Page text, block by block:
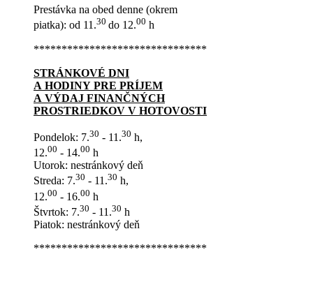
Prestávka na obed denne (okrem
piatka): od 11.30 do 12.00 h
*******************************
STRÁNKOVÉ DNI
A HODINY PRE PRÍJEM
A VÝDAJ FINANČNÝCH
PROSTRIEDKOV V HOTOVOSTI
Pondelok: 7.30 - 11.30 h,
12.00 - 14.00 h
Utorok: nestránkový deň
Streda: 7.30 - 11.30 h,
12.00 - 16.00 h
Štvrtok: 7.30 - 11.30 h
Piatok: nestránkový deň
*******************************